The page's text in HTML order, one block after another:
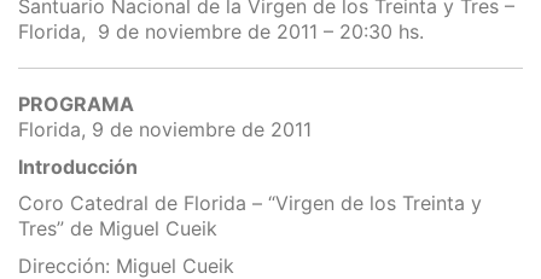
Santuario Nacional de la Virgen de los Treinta y Tres –
Florida, 9 de noviembre de 2011 – 20:30 hs.
PROGRAMA
Florida, 9 de noviembre de 2011
Introducción
Coro Catedral de Florida – “Virgen de los Treinta y
Tres” de Miguel Cueik
Dirección: Miguel Cueik